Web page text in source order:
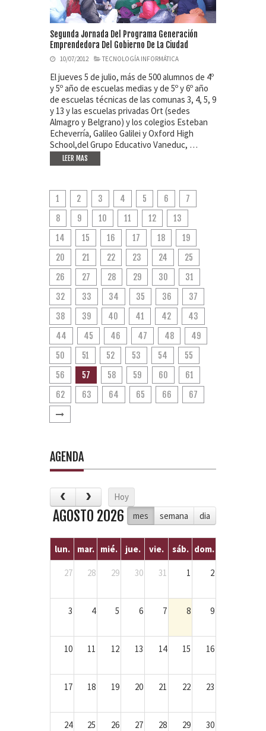
Segunda Jornada Del Programa Generación
Emprendedora Del Gobierno De La Ciudad
10/07/2012 TECNOLOGÍA INFORMÁTICA
El jueves 5 de julio, más de 500 alumnos de 4º
y 5º año de escuelas medias y de 5º y 6º año
de escuelas técnicas de las comunas 3, 4, 5, 9
y 13 y las escuelas privadas Ort (sedes
Almagro y Belgrano) y los colegios Esteban
Echeverría, Galileo Galilei y Oxford High
School,del Grupo Educativo Vaneduc, …
LEER MAS
1 2 3 4 5 6
7
8
9 10 11 12
13
14
15 16 17 18
19
20
21 22 23 24
25
26
27 28 29 30
31
32
33 34 35 36
37
38
39 40 41 42
43
44
45 46 47 48
49
50
51 52 53 54
55
56
57 58 59 60
61
62
63 64 65 66 67
AGENDA
Hoy
mes
semana dia
AGOSTO 2026
lun. mar. mié. jue. vie. sáb. dom.
27 28 29 30 31 1 2
3 4 5 6 7 8 9
10 11 12 13 14 15 16
17 18 19 20 21 22 23
24 25 26 27 28 29 30